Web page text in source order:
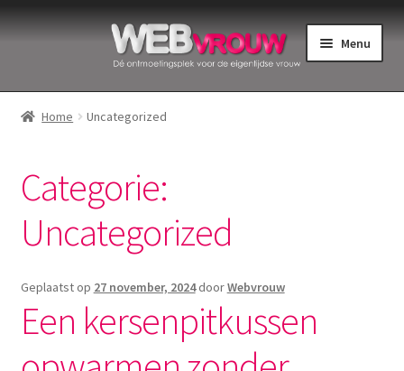
Ga
Ga
Menu
Home
Intiemverzorging
Menstruatiedisks
Menstruatiecups
Menstruatieondergoed
Home Uncategorized
Categorie:
Uncategorized
Geplaatst op 27 november, 2024 doorWebvrouw
Een kersenpitkussen